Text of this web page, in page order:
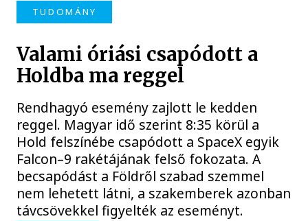
TUDOMÁNY
Valami óriási csapódott a
Holdba ma reggel
Rendhagyó esemény zajlott le kedden
reggel. Magyar idő szerint 8:35 körül a
Hold felszínébe csapódott a SpaceX egyik
Falcon–9 rakétájának felső fokozata. A
becsapódást a Földről szabad szemmel
nem lehetett látni, a szakemberek azonban
távcsövekkel figyelték az eseményt.